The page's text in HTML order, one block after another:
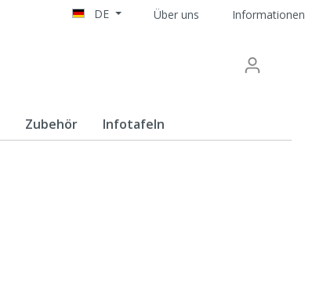
DE Über uns Informationen
Zubehör Infotafeln